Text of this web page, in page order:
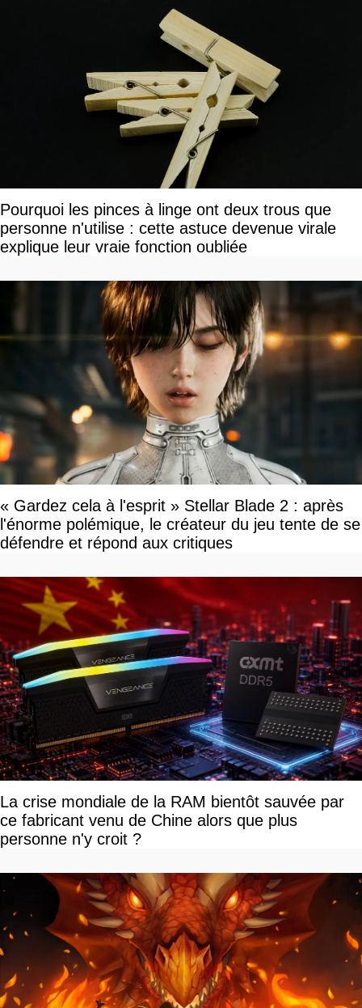
Pourquoi les pinces à linge ont deux trous que
personne n'utilise : cette astuce devenue virale
explique leur vraie fonction oubliée
« Gardez cela à l'esprit » Stellar Blade 2 : après
l'énorme polémique, le créateur du jeu tente de se
défendre et répond aux critiques
La crise mondiale de la RAM bientôt sauvée par
ce fabricant venu de Chine alors que plus
personne n'y croit ?